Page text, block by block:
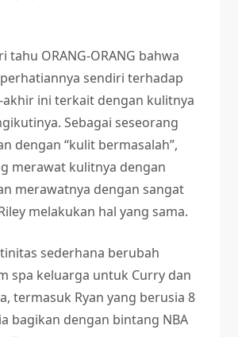
tahu ORANG-ORANG bahwa
sendiri terhadap
ini terkait dengan kulitnya
Sebagai seseorang
dengan “kulit bermasalah”,
merawat kulitnya dengan
merawatnya dengan sangat
melakukan hal yang sama.
sederhana berubah
spa keluarga untuk Curry dan
termasuk Ryan yang berusia 8
bagikan dengan bintang NBA